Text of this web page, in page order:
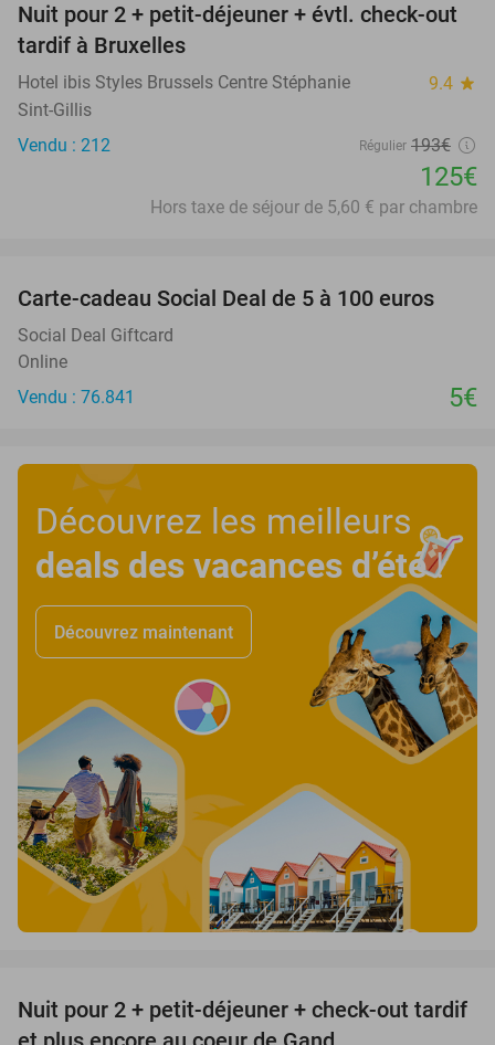
35%
Nuit pour 2 + petit-déjeuner + évtl. check-out
tardif à Bruxelles
Hotel ibis Styles Brussels Centre Stéphanie 9.4 star
Sint-Gillis
Vendu : 212
Régulier 193€
125€
Hors taxe de séjour de 5,60 € par chambre
Carte-cadeau Social Deal de 5 à 100 euros
Social Deal Giftcard
Online
Vendu : 76.841
5€
Découvrez les meilleurs
deals des vacances d’été!
Découvrez maintenant
34%
Nuit pour 2 + petit-déjeuner + check-out tardif